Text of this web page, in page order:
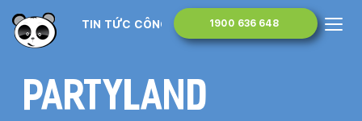
1900 636 648
TIN TỨC CÔNG NGHỆ
PartyLand